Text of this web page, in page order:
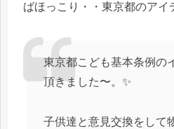
ばほっこり・・東京都のアイ
東京都こども基本条例の
頂きました〜。✨
子供達と意見交換をして